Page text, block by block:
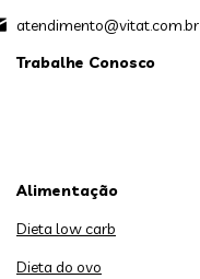
atendimento@vitat.com.br
Trabalhe Conosco
Alimentação
Dieta low carb
Dieta do ovo